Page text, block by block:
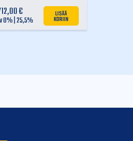
€
0% | 25,5%
LISÄÄ
KORIIN